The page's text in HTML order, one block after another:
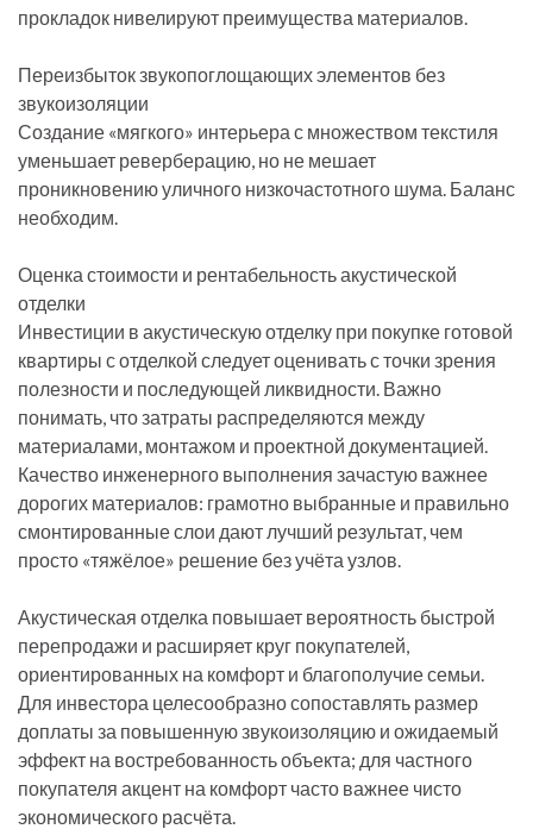
прокладок нивелируют преимущества материалов.
Переизбыток звукопоглощающих элементов без
звукоизоляции
Создание «мягкого» интерьера с множеством текстиля
уменьшает реверберацию, но не мешает
проникновению уличного низкочастотного шума. Баланс
необходим.
Оценка стоимости и рентабельность акустической
отделки
Инвестиции в акустическую отделку при покупке готовой
квартиры с отделкой следует оценивать с точки зрения
полезности и последующей ликвидности. Важно
понимать, что затраты распределяются между
материалами, монтажом и проектной документацией.
Качество инженерного выполнения зачастую важнее
дорогих материалов: грамотно выбранные и правильно
смонтированные слои дают лучший результат, чем
просто «тяжёлое» решение без учёта узлов.
Акустическая отделка повышает вероятность быстрой
перепродажи и расширяет круг покупателей,
ориентированных на комфорт и благополучие семьи.
Для инвестора целесообразно сопоставлять размер
доплаты за повышенную звукоизоляцию и ожидаемый
эффект на востребованность объекта; для частного
покупателя акцент на комфорт часто важнее чисто
экономического расчёта.